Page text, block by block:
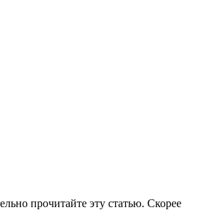
прочитайте эту статью. Скорее